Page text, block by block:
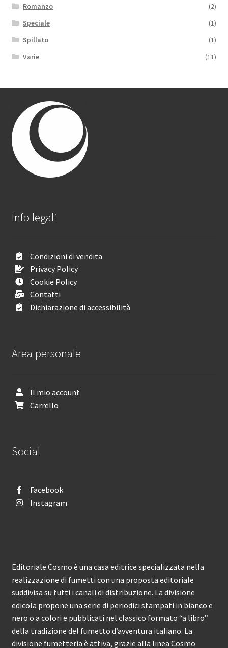
Romanzo
(2)
Speciale
(1)
Spillato
(1)
Varie
(11)
Info legali
Condizioni di vendita
Privacy Policy
Cookie Policy
Contatti
Dichiarazione di accessibilità
Area personale
Il mio account
Carrello
Social
Facebook
Instagram
Editoriale Cosmo è una casa editrice specializzata nella
realizzazione di fumetti con una proposta editoriale
suddivisa su tutti i canali di distribuzione. La divisione
edicola propone una serie di periodici stampati in bianco e
nero o a colori e pubblicati nel classico formato “a libro”
della tradizione del fumetto d’avventura italiano. La
divisione fumetteria è attiva, grazie alla linea Cosmo